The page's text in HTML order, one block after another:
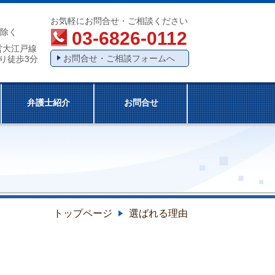
く
江戸線
徒歩3分
お気軽にお問合せ・ご相談ください
03-6826-0112
お問合せ・ご相談フォームへ
弁護士紹介 お問合せ
トップページ 選ばれる理由